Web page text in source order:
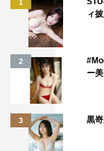
1
ィ
2
ー
3 黒